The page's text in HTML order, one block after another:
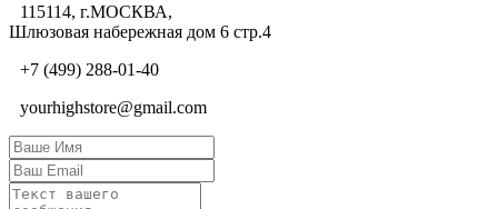
115114, г.МОСКВА,
Шлюзовая набережная дом 6 стр.4
+7 (499) 288-01-40
yourhighstore@gmail.com